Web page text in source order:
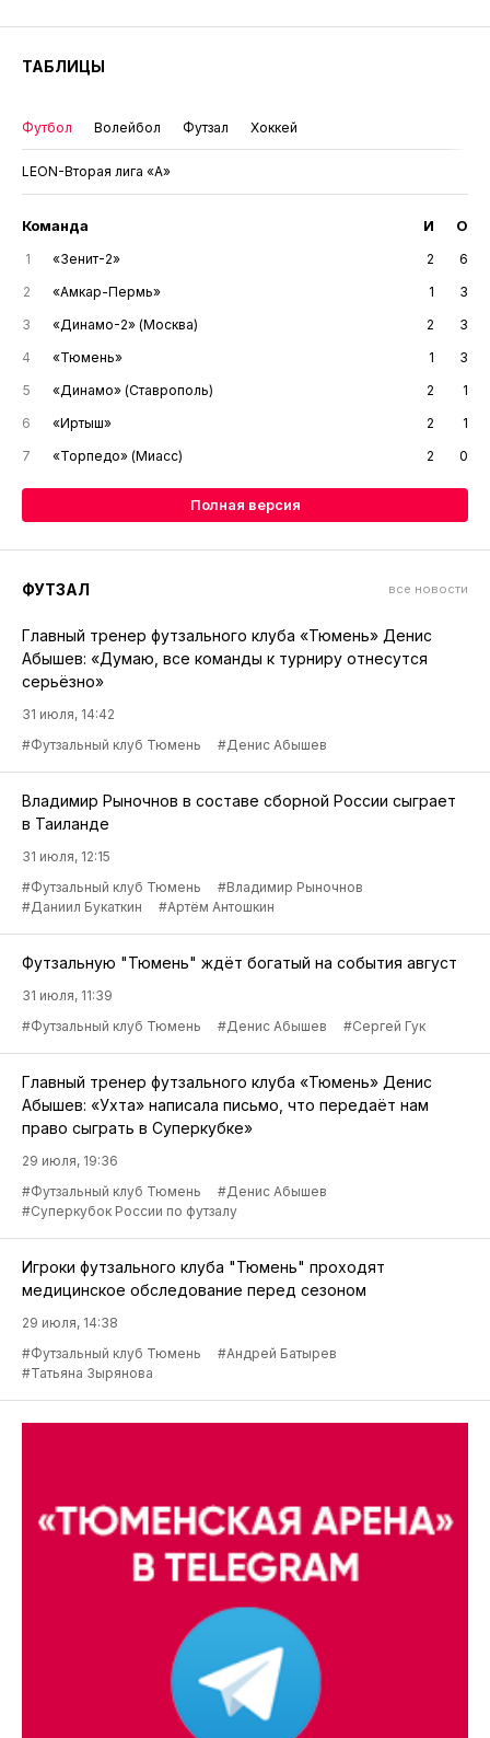
ТАБЛИЦЫ
Футбол Волейбол Футзал Хоккей
LEON-Вторая лига «А»
Команда И О
1 «Зенит-2» 2
6
2
«Амкар-Пермь» 1
3
3
«Динамо-2» (Москва) 2
3
4
«Тюмень» 1
3
5
«Динамо» (Ставрополь) 2
1
6
«Иртыш» 2
1
7
«Торпедо» (Миасс) 2 0
Полная версия
ФУТЗАЛ все новости
Главный тренер футзального клуба «Тюмень» Денис
Абышев: «Думаю, все команды к турниру отнесутся
серьёзно»
31 июля, 14:42
#Футзальный клуб Тюмень
#Денис Абышев
Владимир Рыночнов в составе сборной России сыграет
в Таиланде
31 июля, 12:15
#Футзальный клуб Тюмень
#Владимир Рыночнов
#Даниил Букаткин
#Артём Антошкин
Футзальную "Тюмень" ждёт богатый на события август
31 июля, 11:39
#Футзальный клуб Тюмень
#Денис Абышев #Сергей Гук
Главный тренер футзального клуба «Тюмень» Денис
Абышев: «Ухта» написала письмо, что передаёт нам
право сыграть в Суперкубке»
29 июля, 19:36
#Футзальный клуб Тюмень
#Денис Абышев
#Суперкубок России по футзалу
Игроки футзального клуба "Тюмень" проходят
медицинское обследование перед сезоном
29 июля, 14:38
#Футзальный клуб Тюмень
#Андрей Батырев
#Татьяна Зырянова